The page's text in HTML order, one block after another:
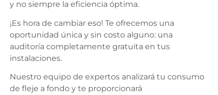
y no siempre la eficiencia óptima.
¡Es hora de cambiar eso! Te ofrecemos una
oportunidad única y sin costo alguno: una
auditoría completamente gratuita en tus
instalaciones.
Nuestro equipo de expertos analizará tu consumo
de fleje a fondo y te proporcionará